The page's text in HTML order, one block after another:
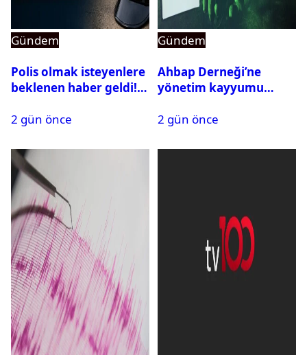
Gündem
Polis olmak isteyenlere
beklenen haber geldi!
2 gün önce
Gündem
Ahbap Derneği’ne
yönetim kayyumu
açıldı
2 gün önce